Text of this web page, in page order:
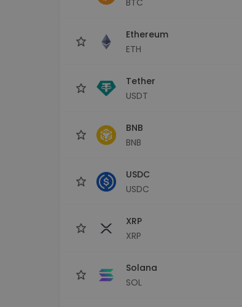
Ethereum
ETH
Tether
USDT
BNB
BNB
USDC
USDC
XRP
XRP
Solana
SOL